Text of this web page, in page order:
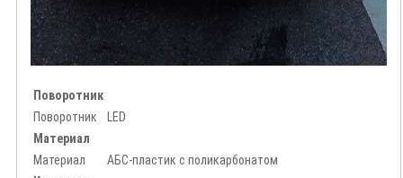
Поворотник
Поворотник
LED
Материал
Материал
АБС-пластик с поликарбонатом